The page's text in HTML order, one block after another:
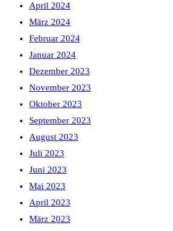
April 2024
März 2024
Februar 2024
Januar 2024
Dezember 2023
November 2023
Oktober 2023
September 2023
August 2023
Juli 2023
Juni 2023
Mai 2023
April 2023
März 2023